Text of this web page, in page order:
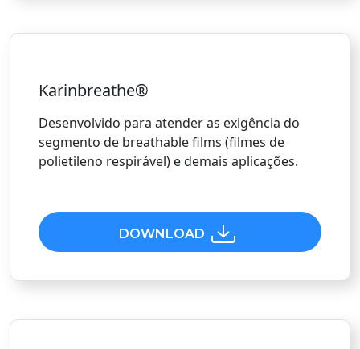
Karinbreathe®
Desenvolvido para atender as exigência do
segmento de breathable films (filmes de
polietileno respirável) e demais aplicações.
DOWNLOAD